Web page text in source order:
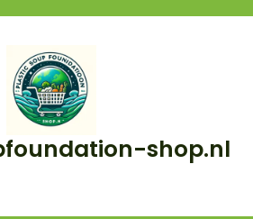
shop.nl